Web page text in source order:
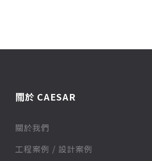
關於 CAESAR
關於我們
⼯程案例 / 設計案例